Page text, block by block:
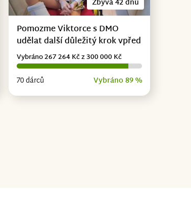
Zbývá 42 dnů
Pomozme Viktorce s DMO
udělat další důležitý krok vpřed
70 dárců Vybráno 89 %
Vybráno 267 264 Kč z 300 000 Kč